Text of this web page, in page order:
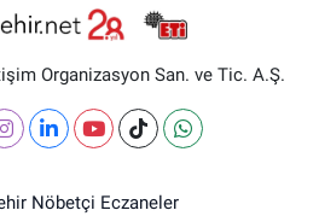
Organizasyon San. ve Tic. A.Ş.
Nöbetçi Eczaneler